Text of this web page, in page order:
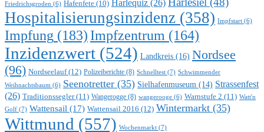
Friedrichsgroden (6) Hafenfete (10) Harlequiz (26)
Hospitalisierungsinzidenz (358) Impfstart (6)
Impfung (183) Impfzentrum (164)
Inzidenzwert (524) Landkreis (16) Nordsee
(96) Nordseelauf(12) Polizeiberichte (8) Schnelltest (7) Schwimmender
Weihnachtsbaum (6) Seenotretter (35) Sielhafenmuseum (14) Strassenfest
(26) Traditionssegler(11) Wangerogge (8) wangerooge (6) Warnstufe 2 (11) Watt'n
Golf (7) Wattensail (17) Wattensail 2016 (12) Wintermarkt (35)
Wittmund (557) Wochenmarkt (7)